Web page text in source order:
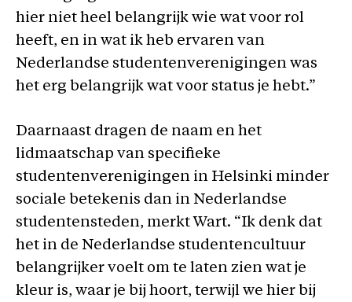
hier niet heel belangrijk wie wat voor rol
heeft, en in wat ik heb ervaren van
Nederlandse studentenverenigingen was
het erg belangrijk wat voor status je hebt.”
Daarnaast dragen de naam en het
lidmaatschap van specifieke
studentenverenigingen in Helsinki minder
sociale betekenis dan in Nederlandse
studentensteden, merkt Wart. “Ik denk dat
het in de Nederlandse studentencultuur
belangrijker voelt om te laten zien wat je
kleur is, waar je bij hoort, terwijl we hier bij